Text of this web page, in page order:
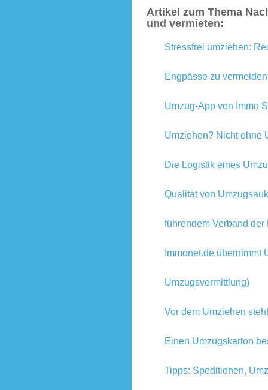
Artikel zum Thema
und vermieten:
Stressfrei umziehen:
Engpässe zu vermeiden
Umzug-App von Immo
Umziehen? Nicht ohne
Die Logistik eines
Qualität von
führendem Verband
Immonet.de übernimmt
Umzugsvermittlung)
Vor dem Umziehen
Einen Umzugskarton
Tipps: Speditionen,